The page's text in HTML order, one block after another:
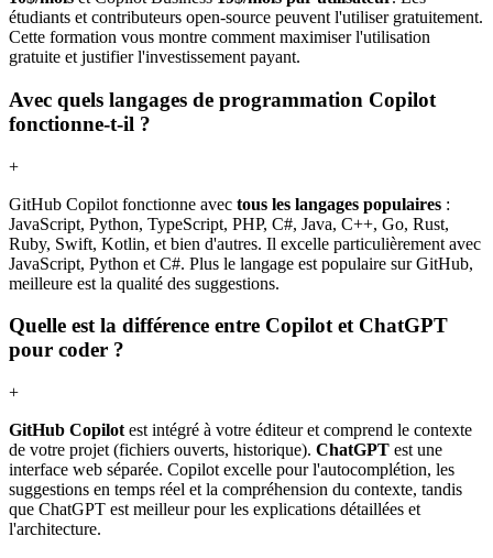
étudiants et contributeurs open-source peuvent l'utiliser gratuitement.
Cette formation vous montre comment maximiser l'utilisation
gratuite et justifier l'investissement payant.
Avec quels langages de programmation Copilot
fonctionne-t-il ?
+
GitHub Copilot fonctionne avec tous les langages populaires :
JavaScript, Python, TypeScript, PHP, C#, Java, C++, Go, Rust,
Ruby, Swift, Kotlin, et bien d'autres. Il excelle particulièrement avec
JavaScript, Python et C#. Plus le langage est populaire sur GitHub,
meilleure est la qualité des suggestions.
Quelle est la différence entre Copilot et ChatGPT
pour coder ?
+
GitHub Copilot est intégré à votre éditeur et comprend le contexte
de votre projet (fichiers ouverts, historique). ChatGPT est une
interface web séparée. Copilot excelle pour l'autocomplétion, les
suggestions en temps réel et la compréhension du contexte, tandis
que ChatGPT est meilleur pour les explications détaillées et
l'architecture.